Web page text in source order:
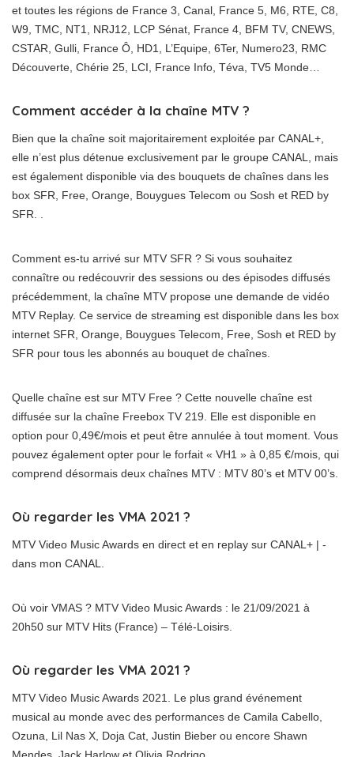
et toutes les régions de France 3, Canal, France 5, M6, RTE, C8,
W9, TMC, NT1, NRJ12, LCP Sénat, France 4, BFM TV, CNEWS,
CSTAR, Gulli, France Ô, HD1, L’Equipe, 6Ter, Numero23, RMC
Découverte, Chérie 25, LCI, France Info, Téva, TV5 Monde…
Comment accéder à la chaîne MTV ?
Bien que la chaîne soit majoritairement exploitée par CANAL+,
elle n’est plus détenue exclusivement par le groupe CANAL, mais
est également disponible via des bouquets de chaînes dans les
box SFR, Free, Orange, Bouygues Telecom ou Sosh et RED by
SFR. .
Comment es-tu arrivé sur MTV SFR ? Si vous souhaitez
connaître ou redécouvrir des sessions ou des épisodes diffusés
précédemment, la chaîne MTV propose une demande de vidéo
MTV Replay. Ce service de streaming est disponible dans les box
internet SFR, Orange, Bouygues Telecom, Free, Sosh et RED by
SFR pour tous les abonnés au bouquet de chaînes.
Quelle chaîne est sur MTV Free ? Cette nouvelle chaîne est
diffusée sur la chaîne Freebox TV 219. Elle est disponible en
option pour 0,49€/mois et peut être annulée à tout moment. Vous
pouvez également opter pour le forfait « VH1 » à 0,85 €/mois, qui
comprend désormais deux chaînes MTV : MTV 80’s et MTV 00’s.
Où regarder les VMA 2021 ?
MTV Video Music Awards en direct et en replay sur CANAL+ | -
dans mon CANAL.
Où voir VMAS ? MTV Video Music Awards : le 21/09/2021 à
20h50 sur MTV Hits (France) – Télé-Loisirs.
Où regarder les VMA 2021 ?
MTV Video Music Awards 2021. Le plus grand événement
musical au monde avec des performances de Camila Cabello,
Ozuna, Lil Nas X, Doja Cat, Justin Bieber ou encore Shawn